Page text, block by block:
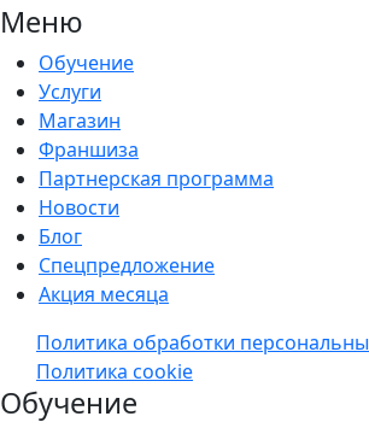
Меню
Обучение
Услуги
Магазин
Франшиза
Партнерская программа
Новости
Блог
Спецпредложение
Акция месяца
Политика обработки
Политика cookie
Обучение